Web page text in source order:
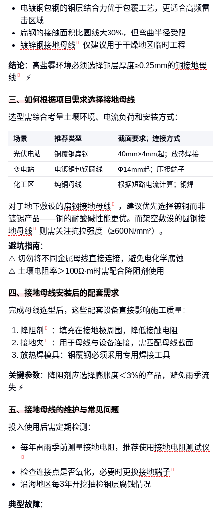
电镀铜包钢的铜层结合力优于包覆工艺，更适合高频雷
击区域
扁钢的接触面积比圆线大30%，但弯曲半径受限
镀锌钢接地母线
仅建议用于干燥地区临时工程
结论：高盐雾环境必须选择铜层厚度≥0.25mm的铜接地母
线
⚡
三、如何根据项目需求选择接地母线
选型需综合考量土壤环境、电流负荷和安装方式：
场景 推荐类型
截面要求；连接方式
光伏电站
铜覆钢扁钢
40mm×4mm起；放热焊接
变电站
电镀铜包钢圆线
Φ14mm起；压接端子
化工区
纯铜母线 根据短路电流计算；铜焊
对于地下敷设的扁钢接地母线
，建议优先选择镀铜而非
镀锡产品——铜的耐酸碱性能更优。而架空敷设的 圆钢接
地母线
则需关注抗拉强度（≥600N/mm²）。
避坑指南：
⚠️ 切勿将不同金属母线直接连接，避免电化学腐蚀
⚠️ 土壤电阻率＞100Ω·m时需配合降阻剂使用
四、接地母线安装后的配套需求
完成母线选型后，这些配套设备直接影响施工质量：
降阻剂
：填充在接地极周围，降低接触电阻
接地夹
：用于母线与设备连接，需匹配母线截面
放热焊模具：铜覆钢必须采用专用焊接工具
关键参数：降阻剂应选择膨胀度＜3%的产品，避免雨季流
失 ⚡
五、接地母线的维护与常见问题
投入使用后需定期检测：
每年雷雨季前测量接地电阻，推荐使用接地电阻测试仪
检查连接点是否氧化，必要时更换接地端子
沿海地区每3年开挖抽检铜层腐蚀情况
典型故障：